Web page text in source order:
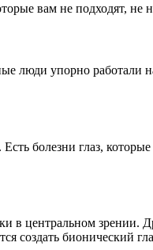
вам не подходят, не
упорно работали
болезни глаз,
в центральном
создать бионический